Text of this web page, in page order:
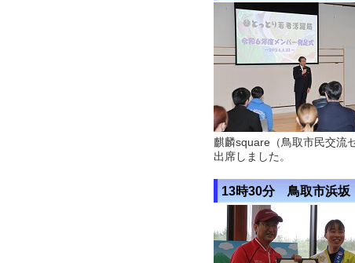
麒麟square（鳥取市民交流
出席しました。
13時30分 鳥取市浜坂